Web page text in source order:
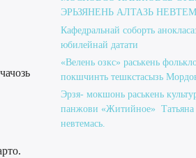
ЭРЬЗЯНЕНЬ АЛТАЗЬ
Кафедральнай соборть
юбилейнай датати
«Велень озкс» раськень
покшчинть тешкстасызь
Эрзя- мокшонь раськень
панжови «Житийное» Татьяна
невтемась.